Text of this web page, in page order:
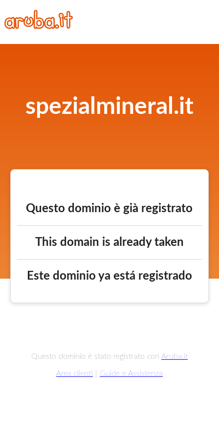
spezialmineral.it
Questo dominio è già registrato
This domain is already taken
Este dominio ya está registrado
Questo dominio è stato registrato con Aruba.it
Area clienti Guide e Assistenza